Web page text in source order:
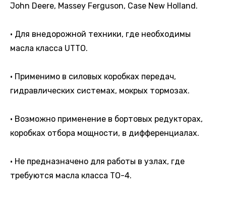
John Deere, Massey Ferguson, Case New Holland.
• Для внедорожной техники, где необходимы
масла класса UTTO.
• Применимо в силовых коробках передач,
гидравлических системах, мокрых тормозах.
• Возможно применение в бортовых редукторах,
коробках отбора мощности, в дифференциалах.
• Не предназначено для работы в узлах, где
требуются масла класса TO-4.